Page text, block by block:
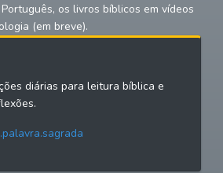
os livros bíblicos em vídeos
(em breve).
diárias para leitura bíblica e